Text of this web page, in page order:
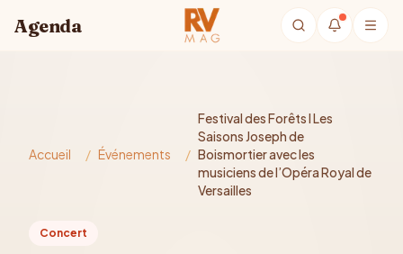
Agenda
Accueil / Événements /
Festival des Forêts I Les
Saisons Joseph de
Boismortier avec les
musiciens de l’Opéra Royal de
Versailles
Concert